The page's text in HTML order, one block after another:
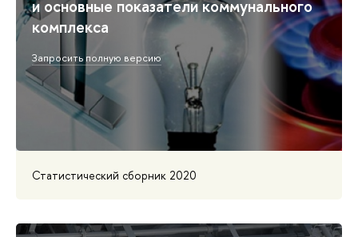
и основные показатели коммунального
комплекса
Запросить полную версию
Статистический сборник 2020